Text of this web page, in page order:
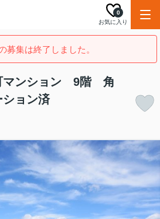
お気に入り
0
募集は終了しました。
マンション 9階 角
ョン済